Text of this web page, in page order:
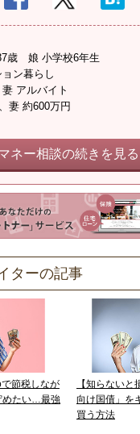
歳 娘 小学校6年生
ン暮らし
アルバイト
妻 約600万円
ネー相談の続きを見る
ターの記事
で節税しなが
めたい…最強
【知らない
向け国債」を
買う方法